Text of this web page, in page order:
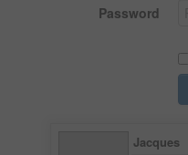
Password
Jacques